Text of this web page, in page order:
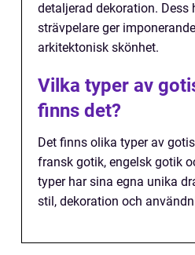
detaljerad dekoration. Dess
strävpelare ger
arkitektonisk skönhet.
Vilka typer av
finns det?
Det finns olika typer av
fransk gotik, engelsk gotik
typer har sina egna unika
stil, dekoration och